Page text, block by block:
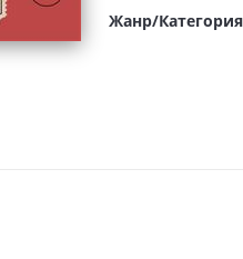
старинным
Жанр/Категория